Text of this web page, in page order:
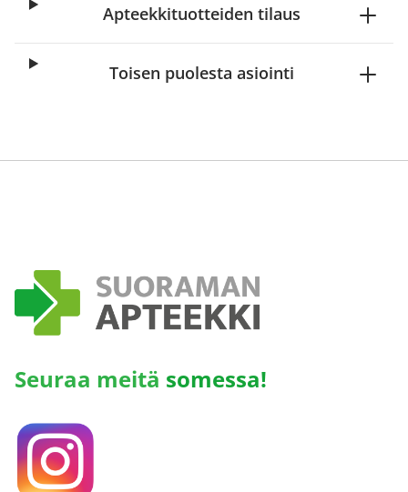
Apteekkituotteiden tilaus
Toisen puolesta asiointi
Seuraa meitä somessa!